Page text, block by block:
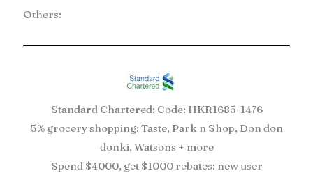
Others:
Standard Chartered: Code: HKR1685-1476
5% grocery shopping: Taste, Park n Shop, Don don
donki, Watsons + more
Spend $4000, get $1000 rebates: new user